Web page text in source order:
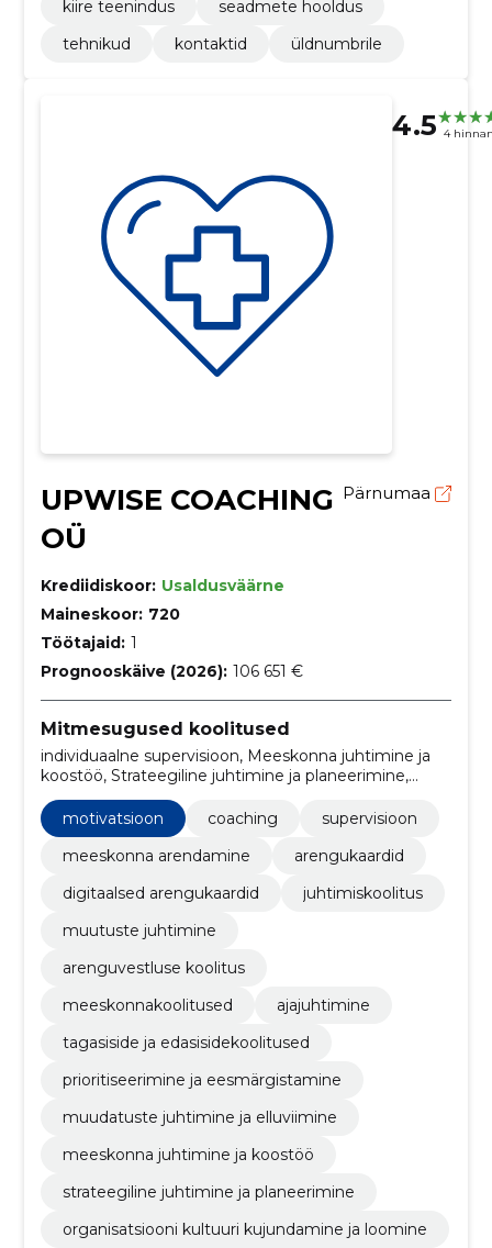
kiire teenindus
seadmete hooldus
tehnikud
kontaktid üldnumbrile
4.5 4
UPWISE COACHING
OÜ
Pärnumaa
Krediidiskoor: Usaldusväärne
Maineskoor: 720
Töötajaid: 1
Prognooskäive (2026): 106 651 €
Mitmesugused koolitused
individuaalne supervisioon, Meeskonna juhtimine ja
koostöö, Strateegiline juhtimine ja planeerimine,
individuaalne juhendamine, meeskonna coaching,
sisekoolitused, motivatsioon, meeskonna
meistriklass, Muudatuste juhtimine ja elluviimine
motivatsioon coaching
supervisioon
meeskonna arendamine
arengukaardid
digitaalsed arengukaardid
juhtimiskoolitus
muutuste juhtimine
arenguvestluse koolitus
meeskonnakoolitused
ajajuhtimine
tagasiside ja edasisidekoolitused
prioritiseerimine ja eesmärgistamine
muudatuste juhtimine ja elluviimine
meeskonna juhtimine ja koostöö
strateegiline juhtimine ja planeerimine
organisatsiooni kultuuri kujundamine ja loomine